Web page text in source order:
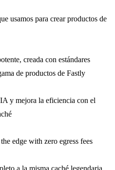
usamos para crear productos de
creada con estándares
de productos de Fastly
y mejora la eficiencia con el
edge with zero egress fees
a la misma caché legendaria